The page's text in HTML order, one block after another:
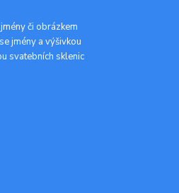
či obrázkem
jmény a výšivkou
svatebních sklenic